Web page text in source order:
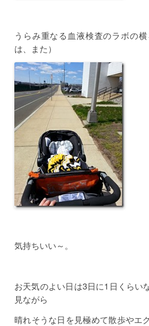
うらみ重なる血液検査のラボの
は、また）
気持ちいい～。
お天気のよい日は3日に1日くらい
見ながら
晴れそうな日を見極めて散歩やエ